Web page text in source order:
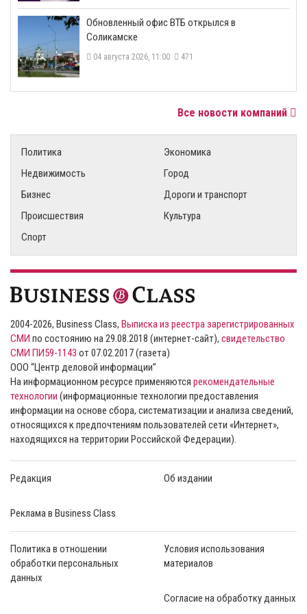
​Обновленный офис ВТБ открылся в
Соликамске
04 августа 2026, 11:00 471
Все новости компаний
Политика
Экономика
Недвижимость
Город
Бизнес
Дороги и транспорт
Происшествия
Культура
Спорт
2004-2026, Business Class, Выписка из реестра зарегистрированных
СМИ по состоянию на 29.08.2018 (интернет-сайт), свидетельство
СМИ ПИ59-1143 от 07.02.2017 (газета)
ООО “Центр деловой информации”
На информационном ресурсе применяются рекомендательные
технологии (информационные технологии предоставления
информации на основе сбора, систематизации и анализа сведений,
относящихся к предпочтениям пользователей сети «Интернет»,
находящихся на территории Российской Федерации).
Редакция Об издании
Реклама в Business Class
Политика в отношении
обработки персональных
данных
Условия использования
материалов
Согласие на обработку данных